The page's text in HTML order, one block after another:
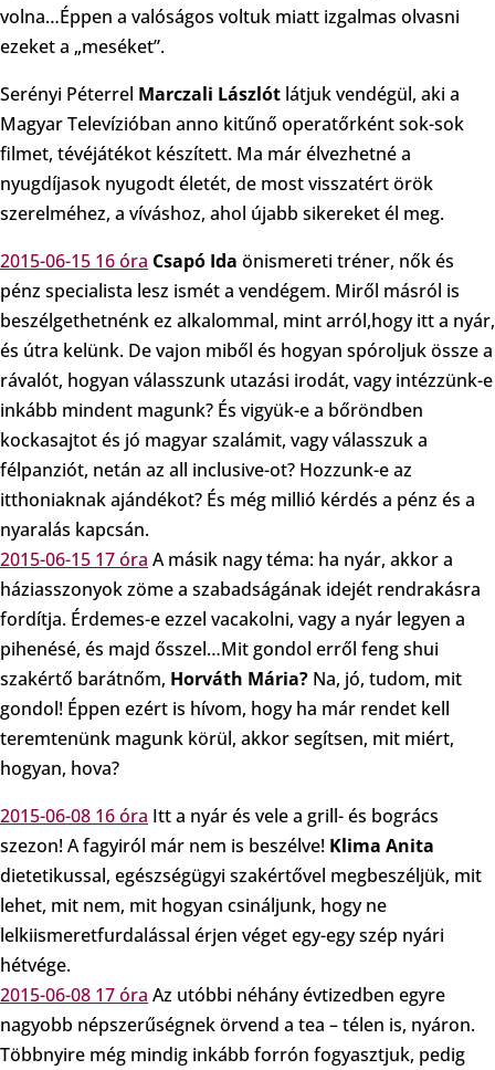
volna…Éppen a valóságos voltuk miatt izgalmas olvasni
ezeket a „meséket”.
Serényi Péterrel Marczali Lászlót látjuk vendégül, aki a
Magyar Televízióban anno kitűnő operatőrként sok-sok
filmet, tévéjátékot készített. Ma már élvezhetné a
nyugdíjasok nyugodt életét, de most visszatért örök
szerelméhez, a víváshoz, ahol újabb sikereket él meg.
2015-06-15 16 óra Csapó Ida önismereti tréner, nők és
pénz specialista lesz ismét a vendégem. Miről másról is
beszélgethetnénk ez alkalommal, mint arról,hogy itt a nyár,
és útra kelünk. De vajon miből és hogyan spóroljuk össze a
rávalót, hogyan válasszunk utazási irodát, vagy intézzünk-e
inkább mindent magunk? És vigyük-e a bőröndben
kockasajtot és jó magyar szalámit, vagy válasszuk a
félpanziót, netán az all inclusive-ot? Hozzunk-e az
itthoniaknak ajándékot? És még millió kérdés a pénz és a
nyaralás kapcsán.
2015-06-15 17 óra A másik nagy téma: ha nyár, akkor a
háziasszonyok zöme a szabadságának idejét rendrakásra
fordítja. Érdemes-e ezzel vacakolni, vagy a nyár legyen a
pihenésé, és majd ősszel…Mit gondol erről feng shui
szakértő barátnőm, Horváth Mária? Na, jó, tudom, mit
gondol! Éppen ezért is hívom, hogy ha már rendet kell
teremtenünk magunk körül, akkor segítsen, mit miért,
hogyan, hova?
2015-06-08 16 óra Itt a nyár és vele a grill- és bogrács
szezon! A fagyiról már nem is beszélve! Klima Anita
dietetikussal, egészségügyi szakértővel megbeszéljük, mit
lehet, mit nem, mit hogyan csináljunk, hogy ne
lelkiismeretfurdalással érjen véget egy-egy szép nyári
hétvége.
2015-06-08 17 óra Az utóbbi néhány évtizedben egyre
nagyobb népszerűségnek örvend a tea – télen is, nyáron.
Többnyire még mindig inkább forrón fogyasztjuk, pedig